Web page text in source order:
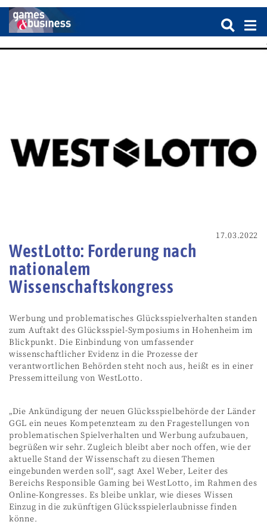
17.03.2022
WestLotto: Forderung nach
nationalem
Wissenschaftskongress
Werbung und problematisches Glücksspielverhalten standen
zum Auftakt des Glücksspiel-Symposiums in Hohenheim im
Blickpunkt. Die Einbindung von umfassender
wissenschaftlicher Evidenz in die Prozesse der
verantwortlichen Behörden steht noch aus, heißt es in einer
Pressemitteilung von WestLotto.
„Die Ankündigung der neuen Glücksspielbehörde der Länder
GGL ein neues Kompetenzteam zu den Fragestellungen von
problematischen Spielverhalten und Werbung aufzubauen,
begrüßen wir sehr. Zugleich bleibt aber noch offen, wie der
aktuelle Stand der Wissenschaft zu diesen Themen
eingebunden werden soll“, sagt Axel Weber, Leiter des
Bereichs Responsible Gaming bei WestLotto, im Rahmen des
Online-Kongresses. Es bleibe unklar, wie dieses Wissen
Einzug in die zukünftigen Glücksspielerlaubnisse finden
könne.